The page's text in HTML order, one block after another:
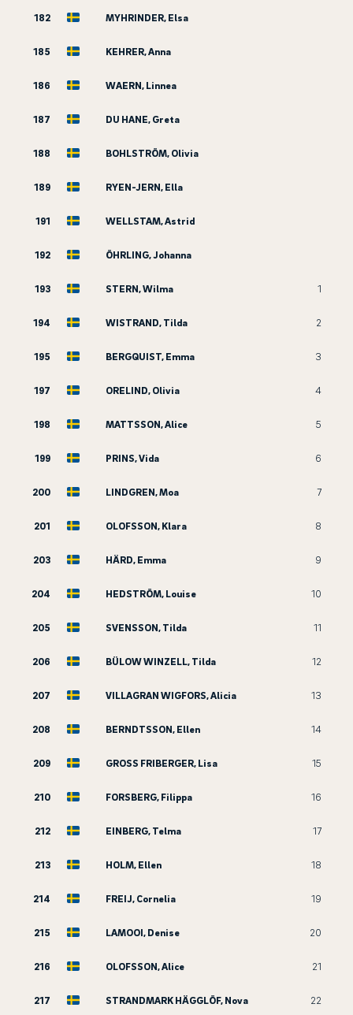
182 MYHRINDER, Elsa
185 KEHRER, Anna
186 WAERN, Linnea
187 DU HANE, Greta
188 BOHLSTRÖM, Olivia
189 RYEN-JERN, Ella
191 WELLSTAM, Astrid
192 ÖHRLING, Johanna
193 STERN, Wilma 1
194 WISTRAND, Tilda 2
195 BERGQUIST, Emma 3
197 ORELIND, Olivia 4
198 MATTSSON, Alice 5
199 PRINS, Vida 6
200 LINDGREN, Moa 7
201 OLOFSSON, Klara 8
203 HÄRD, Emma 9
204 HEDSTRÖM, Louise 10
205 SVENSSON, Tilda 11
206 BÜLOW WINZELL, Tilda 12
207 VILLAGRAN WIGFORS, Alicia 13
208 BERNDTSSON, Ellen 14
209 GROSS FRIBERGER, Lisa 15
210 FORSBERG, Filippa 16
212 EINBERG, Telma 17
213 HOLM, Ellen 18
214 FREIJ, Cornelia 19
215 LAMOOI, Denise 20
216 OLOFSSON, Alice 21
217 STRANDMARK HÄGGLÖF, Nova 22